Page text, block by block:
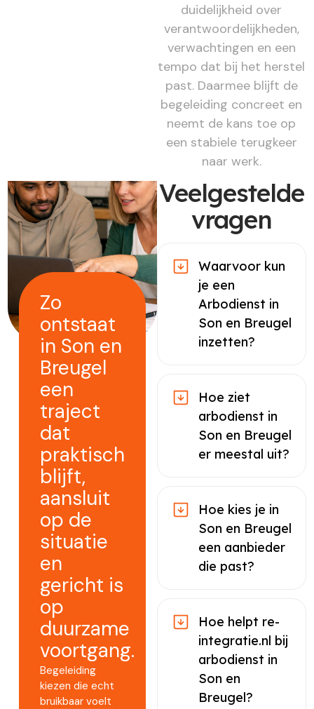
duidelijkheid over
verantwoordelijkheden,
verwachtingen en een
tempo dat bij het herstel
past. Daarmee blijft de
begeleiding concreet en
neemt de kans toe op
een stabiele terugkeer
naar werk.
Zo
ontstaat
in Son en
Breugel
een
traject
dat
praktisch
blijft,
aansluit
op de
situatie
en
gericht is
op
duurzame
voortgang.
Begeleiding
kiezen die echt
bruikbaar voelt
Veelgestelde
vragen
Waarvoor kun
je een
Arbodienst in
Son en Breugel
inzetten?
Hoe ziet
arbodienst in
Son en Breugel
er meestal uit?
Hoe kies je in
Son en Breugel
een aanbieder
die past?
Hoe helpt re-
integratie.nl bij
arbodienst in
Son en
Breugel?